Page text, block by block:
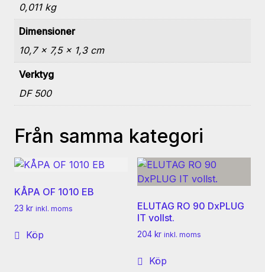
0,011 kg
Dimensioner
10,7 × 7,5 × 1,3 cm
Verktyg
DF 500
Från samma kategori
KÅPA OF 1010 EB
23 kr inkl. moms
Köp
ELUTAG RO 90 DxPLUG
IT vollst.
204 kr inkl. moms
Köp